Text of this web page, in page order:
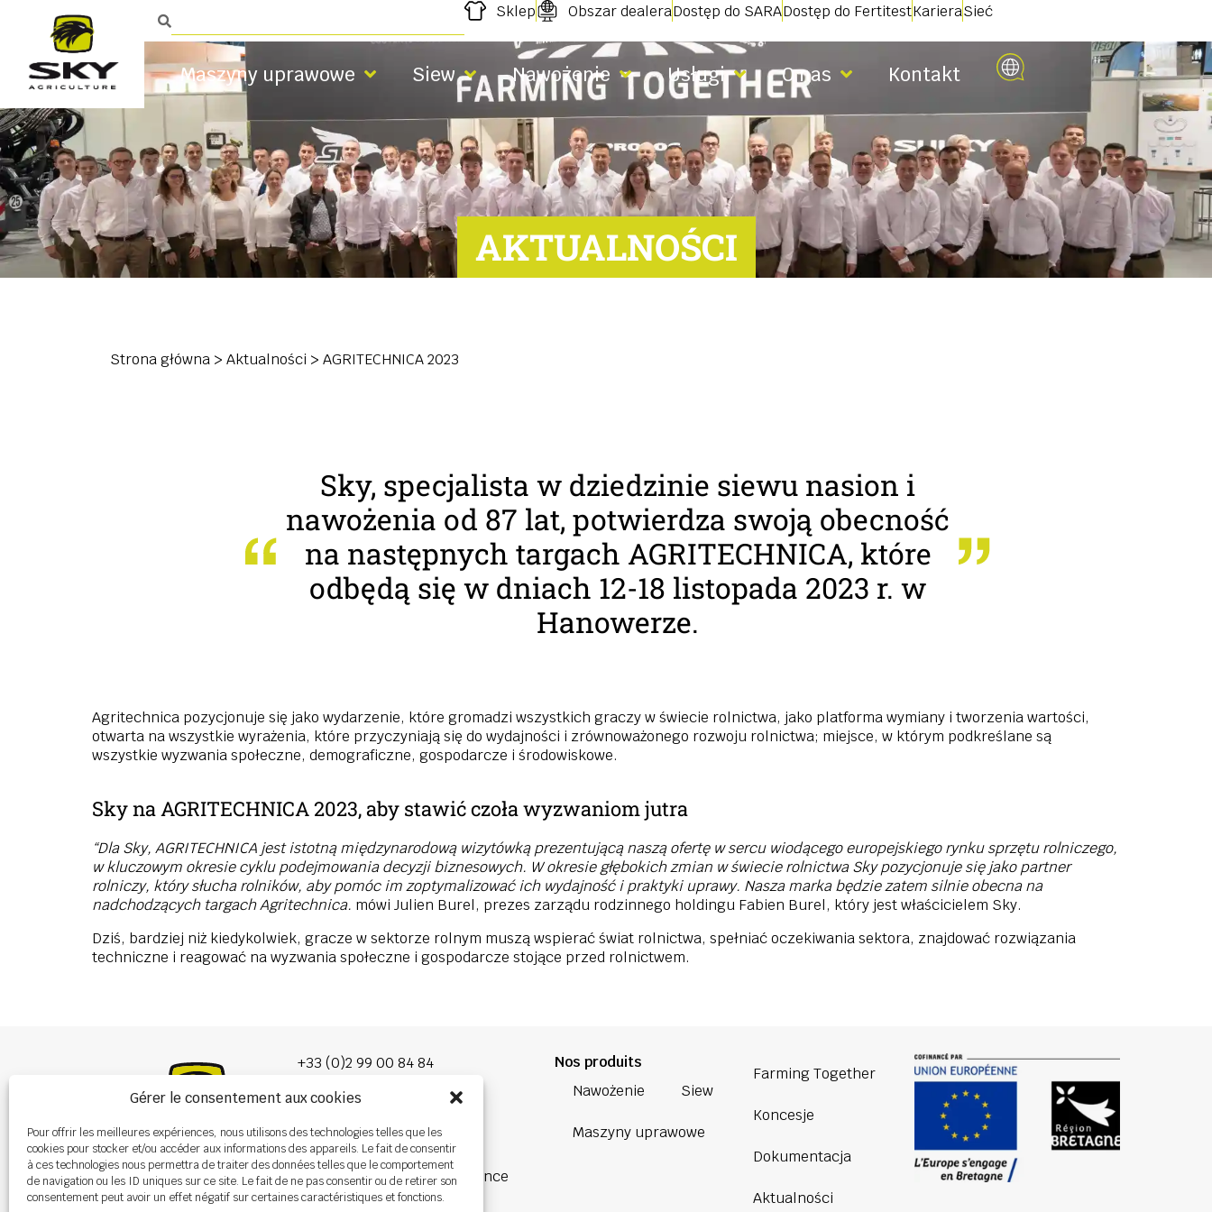
Gérer le consentement aux cookies
Pour offrir les meilleures expériences, nous utilisons des technologies telles que les
cookies pour stocker et/ou accéder aux informations des appareils. Le fait de consentir
à ces technologies nous permettra de traiter des données telles que le comportement
de navigation ou les ID uniques sur ce site. Le fait de ne pas consentir ou de retirer son
consentement peut avoir un effet négatif sur certaines caractéristiques et fonctions.
Sklep Obszar dealeraDostęp do SARADostęp do FertitestKarieraSieć
Maszyny uprawowe Siew Nawożenie Usługi O nas Kontakt
AKTUALNOŚCI
Strona główna > Aktualności > AGRITECHNICA 2023
Sky, specjalista w dziedzinie siewu nasion i
nawożenia od 87 lat, potwierdza swoją obecność
na następnych targach AGRITECHNICA, które
odbędą się w dniach 12-18 listopada 2023 r. w
Hanowerze.
Agritechnica pozycjonuje się jako wydarzenie, które gromadzi wszystkich graczy w świecie rolnictwa, jako platforma wymiany i tworzenia wartości,
otwarta na wszystkie wyrażenia, które przyczyniają się do wydajności i zrównoważonego rozwoju rolnictwa; miejsce, w którym podkreślane są
wszystkie wyzwania społeczne, demograficzne, gospodarcze i środowiskowe.
Sky na AGRITECHNICA 2023, aby stawić czoła wyzwaniom jutra
“Dla Sky, AGRITECHNICA jest istotną międzynarodową wizytówką prezentującą naszą ofertę w sercu wiodącego europejskiego rynku sprzętu rolniczego,
w kluczowym okresie cyklu podejmowania decyzji biznesowych. W okresie głębokich zmian w świecie rolnictwa Sky pozycjonuje się jako partner
rolniczy, który słucha rolników, aby pomóc im zoptymalizować ich wydajność i praktyki uprawy. Nasza marka będzie zatem silnie obecna na
nadchodzących targach Agritechnica. mówi Julien Burel, prezes zarządu rodzinnego holdingu Fabien Burel, który jest właścicielem Sky.
Dziś, bardziej niż kiedykolwiek, gracze w sektorze rolnym muszą wspierać świat rolnictwa, spełniać oczekiwania sektora, znajdować rozwiązania
techniczne i reagować na wyzwania społeczne i gospodarcze stojące przed rolnictwem.
+33 (0)2 99 00 84 84
info@burel-group.com
Les Portes de Bretagne
P.A. de la Gaultière,
35220 CHÂTEAUBOURG, France
Nos produits
Nawożenie
Siew
Maszyny uprawowe
Farming Together
Koncesje
Dokumentacja
Aktualności